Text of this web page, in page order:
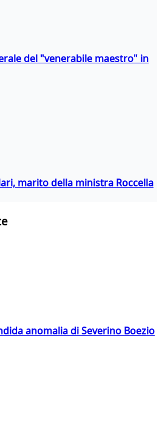
del "venerabile maestro" in
marito della ministra Roccella
anomalia di Severino Boezio